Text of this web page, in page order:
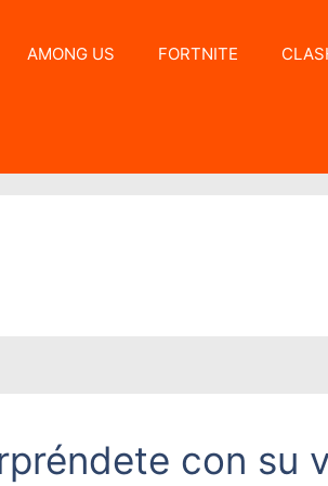
AMONG US FORTNITE
con su